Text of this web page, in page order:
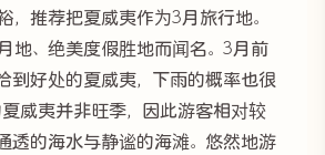
，推荐把夏威夷作为3月旅行地。
地、绝美度假胜地而闻名。3月前
到好处的夏威夷，下雨的概率也很
威夷并非旺季，因此游客相对较
透的海水与静谧的海滩。悠然地游